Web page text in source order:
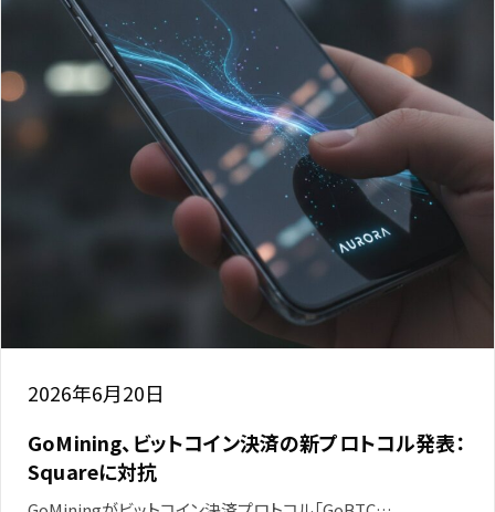
2026年6月20日
GoMining、ビットコイン決済の新プロトコル発表：
Squareに対抗